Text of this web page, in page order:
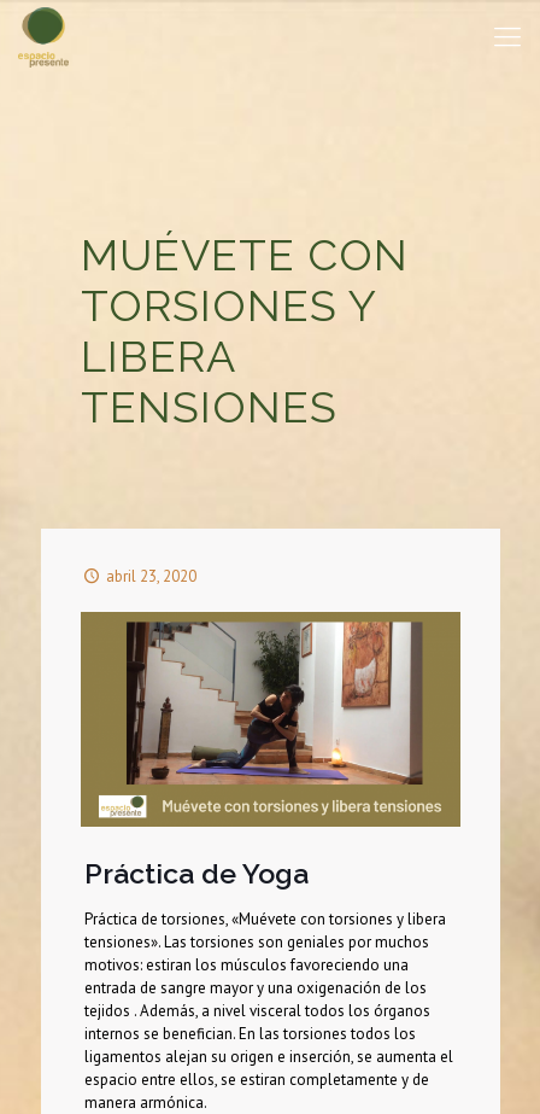
MUÉVETE CON
TORSIONES Y
LIBERA
TENSIONES
abril 23, 2020
Práctica de Yoga
Práctica de torsiones, «Muévete con torsiones y libera
tensiones». Las torsiones son geniales por muchos
motivos: estiran los músculos favoreciendo una
entrada de sangre mayor y una oxigenación de los
tejidos . Además, a nivel visceral todos los órganos
internos se benefician. En las torsiones todos los
ligamentos alejan su origen e inserción, se aumenta el
espacio entre ellos, se estiran completamente y de
manera armónica.